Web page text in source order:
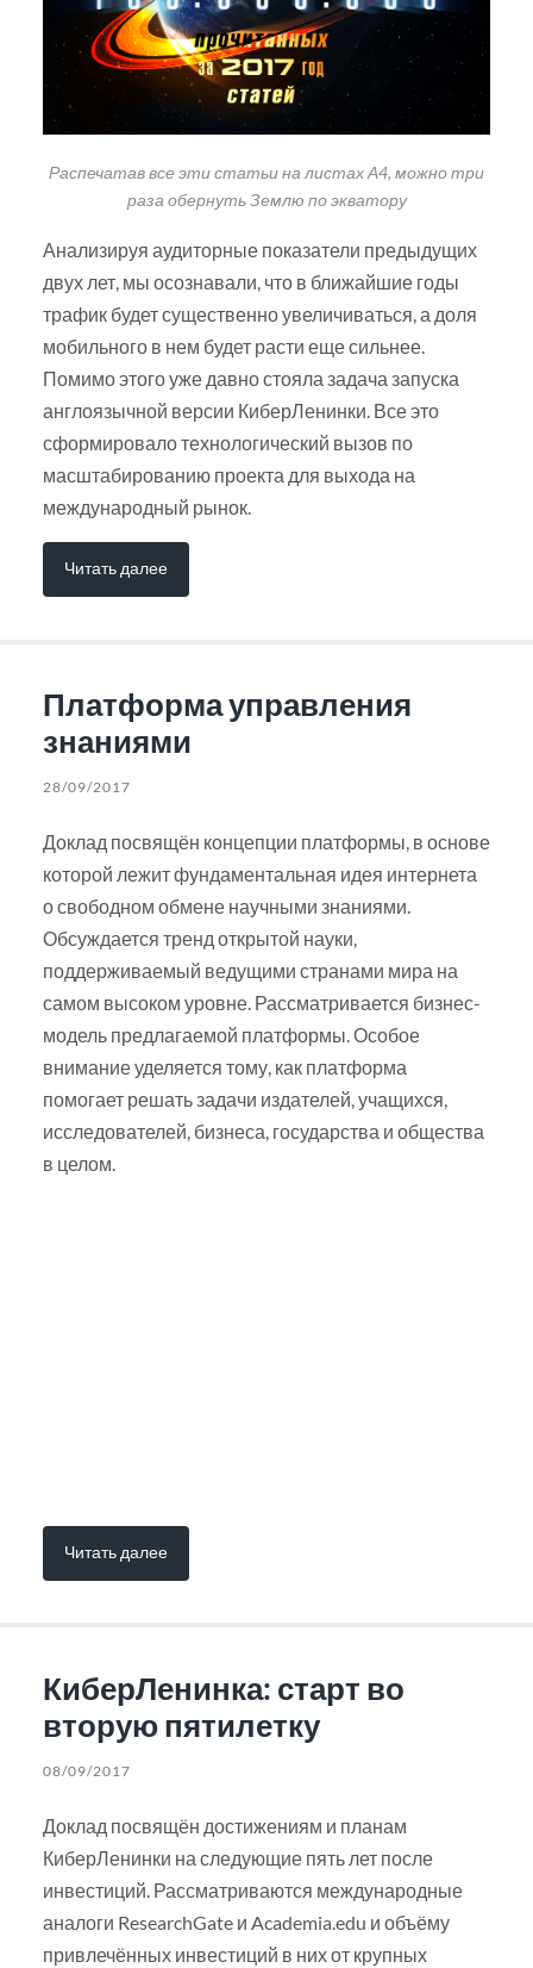
Распечатав все эти статьи на листах А4, можно три
раза обернуть Землю по экватору
Анализируя аудиторные показатели предыдущих
двух лет, мы осознавали, что в ближайшие годы
трафик будет существенно увеличиваться, а доля
мобильного в нем будет расти еще сильнее.
Помимо этого уже давно стояла задача запуска
англоязычной версии КиберЛенинки. Все это
сформировало технологический вызов по
масштабированию проекта для выхода на
международный рынок.
Читать далее
Платформа управления
знаниями
28/09/2017
Доклад посвящён концепции платформы, в основе
которой лежит фундаментальная идея интернета
о свободном обмене научными знаниями.
Обсуждается тренд открытой науки,
поддерживаемый ведущими странами мира на
самом высоком уровне. Рассматривается бизнес-
модель предлагаемой платформы. Особое
внимание уделяется тому, как платформа
помогает решать задачи издателей, учащихся,
исследователей, бизнеса, государства и общества
в целом.
Читать далее
КиберЛенинка: старт во
вторую пятилетку
08/09/2017
Доклад посвящён достижениям и планам
КиберЛенинки на следующие пять лет после
инвестиций. Рассматриваются международные
аналоги ResearchGate и Academia.edu и объёму
привлечённых инвестиций в них от крупных